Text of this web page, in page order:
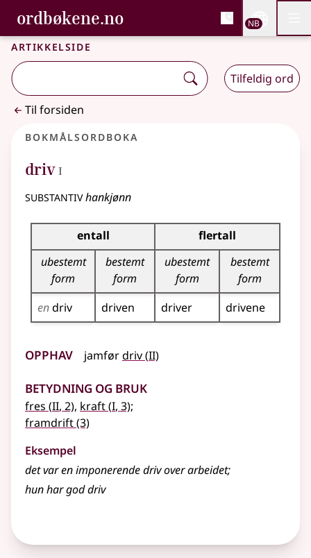
Gå til hovedinnhold
Tilgjengelighet
ordbøkene.no, Bokmålsordboka og
Bokmålsordboka og Nynorskordboka
NB
Artikkelside
Tilfeldig ord
Til forsiden
Bokmålsordboka
driv 1
I
substantivhankjønn
Bøyingstabell for dette substantivet
entall
flertall
ubestemt
form
bestemt
form
ubestemt
form
bestemt
form
endriv driven driver drivene
Opphav jamførdriv(2
II)
Betydning og bruk
fres (2
II, 2), kraft(1
I, 3);
framdrift(3)
Eksempel
det var en imponerende driv over arbeidet;
hun har god driv